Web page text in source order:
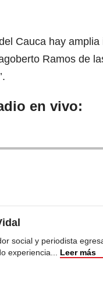
Cauca hay
Ramos de
en vivo:
social y periodista
experiencia
Leer más